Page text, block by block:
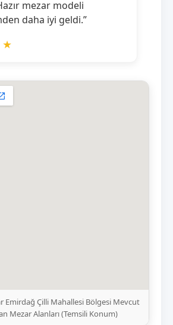
mezar modeli
daha iyi geldi.”
★
Emirdağ Çilli Mahallesi Bölgesi Mevcut
Mezar Alanları (Temsili Konum)